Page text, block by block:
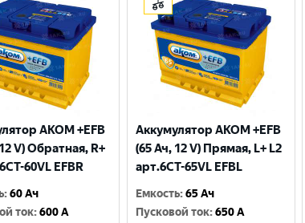
AKOM +EFB
V) Обратная, R+
60VL EFBR
:60 Ач
ток:600 A
Аккумулятор AKOM +EFB
(65 Ач, 12 V) Прямая, L+ L2
арт.6СТ-65VL EFBL
Емкость:65 Ач
Пусковой ток:650 A